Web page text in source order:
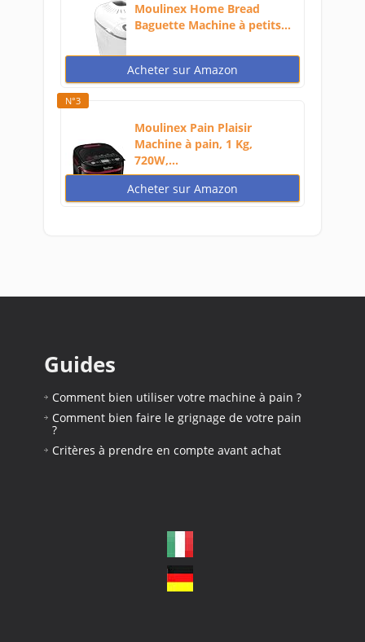
Moulinex Home Bread
Baguette Machine à petits...
Acheter sur Amazon
N°3
Moulinex Pain Plaisir
Machine à pain, 1 Kg,
720W,...
Acheter sur Amazon
Guides
Comment bien utiliser votre machine à pain ?
Comment bien faire le grignage de votre pain
?
Critères à prendre en compte avant achat